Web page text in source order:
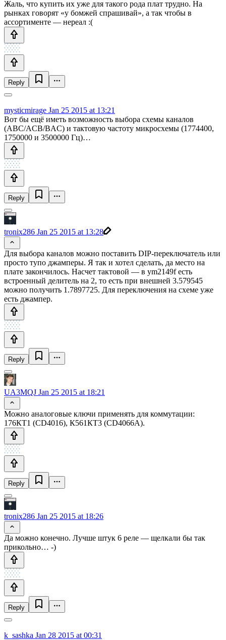
Жаль, что купить их уже для такого рода плат трудно. На
рынках говорят «у бомжей спрашивай», а так чтобы в
ассортименте — нереал :(
Reply
mysticmirage Jan 25 2015 at 13:21
Вот бы ещё иметь возможность выбора схемы каналов
(ABC/ACB/BAC) и тактовую частоту микросхемы (1774400,
1750000 и 3500000 Гц)…
Reply
tronix286 Jan 25 2015 at 13:28
Для выбора каналов можно поставить DIP-переключатель или
просто тупо джамперы. Я так и хотел сделать, да место на
плате закончилось. Насчет тактовой — в ym2149f есть
встроенный делитель на 2, то есть при внешней 3.579545
можно получить 1.7897725. Для переключения на схеме уже
есть джампер.
Reply
UA3MQJ Jan 25 2015 at 18:21
Можно аналоговые ключи применять для коммутации:
176КТ1 (CD4016), К561КТ3 (CD4066A).
Reply
tronix286 Jan 25 2015 at 18:26
Да можно конечно. Лучше штук 6 реле — щелкали бы так
прикольно… -)
Reply
k_sashka Jan 28 2015 at 00:31